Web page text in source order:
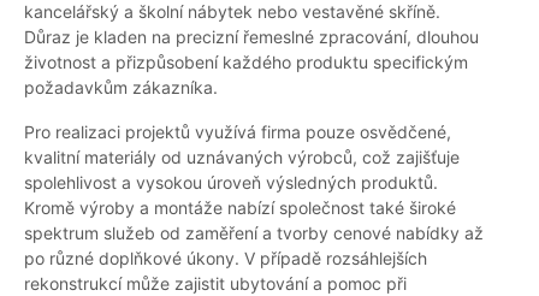
kancelářský a školní nábytek nebo vestavěné skříně.
Důraz je kladen na precizní řemeslné zpracování, dlouhou
životnost a přizpůsobení každého produktu specifickým
požadavkům zákazníka.
Pro realizaci projektů využívá firma pouze osvědčené,
kvalitní materiály od uznávaných výrobců, což zajišťuje
spolehlivost a vysokou úroveň výsledných produktů.
Kromě výroby a montáže nabízí společnost také široké
spektrum služeb od zaměření a tvorby cenové nabídky až
po různé doplňkové úkony. V případě rozsáhlejších
rekonstrukcí může zajistit ubytování a pomoc při